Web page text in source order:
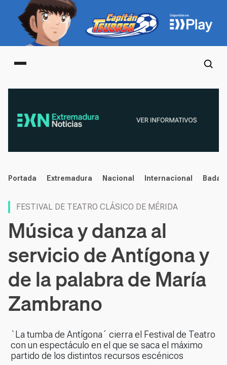
Main menu
noticias
Portada Extremadura Nacional Internacional
FESTIVAL DE TEATRO CLÁSICO DE MÉRIDA
Música y danza al
servicio de Antígona y
de la palabra de María
Zambrano
`La tumba de Antígona´ cierra el Festival de Teatro
con un espectáculo en el que se saca el máximo
partido de los distintos recursos escénicos